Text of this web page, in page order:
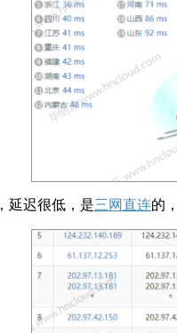
，延迟很低，是三网直连的